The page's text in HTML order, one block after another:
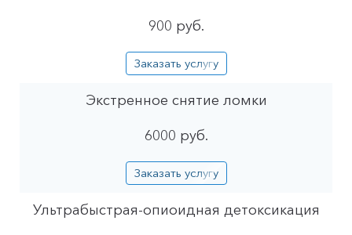
900 руб.
Заказать услугу
Экстренное снятие ломки
6000 руб.
Заказать услугу
Ультрабыстрая-опиоидная детоксикация